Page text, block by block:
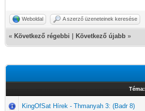
Weboldal A szerző üzeneteinek keresése
« Következő régebbi Következő újabb »
Téma:
KingOfSat Hírek - Thmanyah 3: (Badr 8)